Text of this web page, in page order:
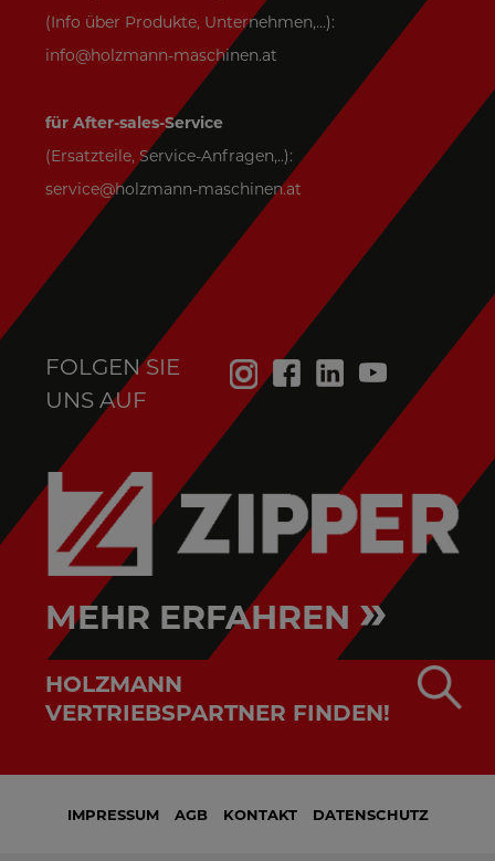
(Info über Produkte, Unternehmen,...):
info@holzmann-maschinen.at
für After-sales-Service
(Ersatzteile, Service-Anfragen,..):
service@holzmann-maschinen.at
FOLGEN SIE
UNS AUF
MEHR ERFAHREN »
HOLZMANN
VERTRIEBSPARTNER FINDEN!
IMPRESSUM AGB KONTAKT DATENSCHUTZ